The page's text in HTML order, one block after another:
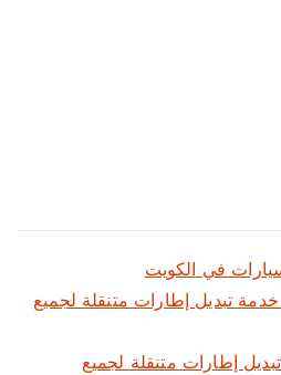
في الكويت
تبديل إطارات متنقلة لجميع
إطارات متنقلة لجميع